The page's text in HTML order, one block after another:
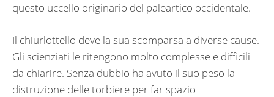
questo uccello originario del paleartico occidentale.
Il chiurlottello deve la sua scomparsa a diverse cause.
Gli scienziati le ritengono molto complesse e difficili
da chiarire. Senza dubbio ha avuto il suo peso la
distruzione delle torbiere per far spazio